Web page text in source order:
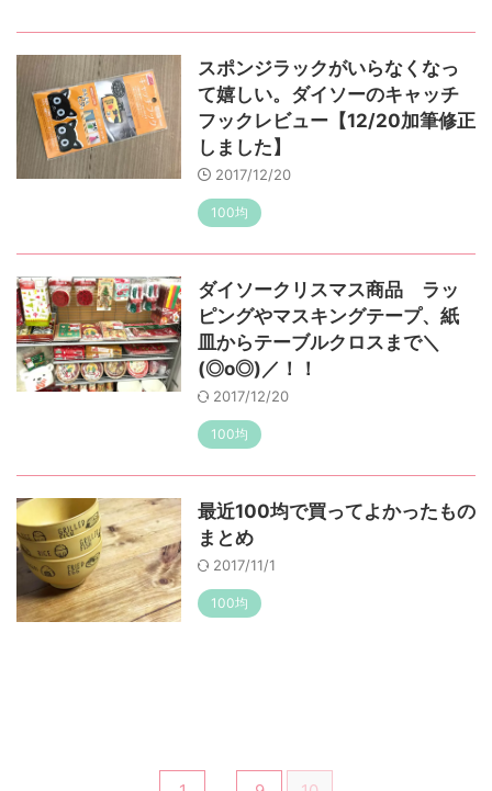
スポンジラックがいらなくなっ
て嬉しい。ダイソーのキャッチ
フックレビュー【12/20加筆修正
しました】
2017/12/20
100均
ダイソークリスマス商品 ラッ
ピングやマスキングテープ、紙
皿からテーブルクロスまで＼
(◎o◎)／！！
2017/12/20
100均
最近100均で買ってよかったもの
まとめ
2017/11/1
100均